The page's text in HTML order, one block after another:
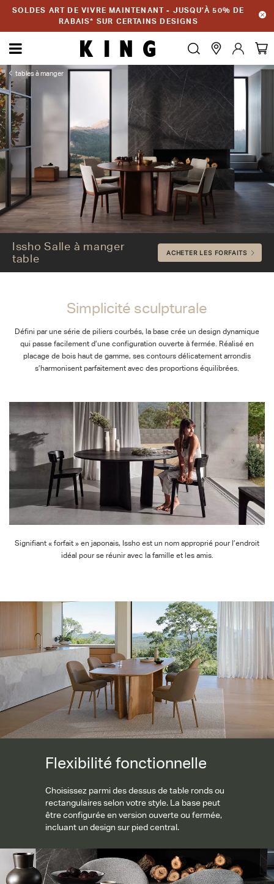
SOLDES ART DE VIVRE MAINTENANT - JUSQU’À 50% DE
RABAIS* SUR CERTAINS DESIGNS
tables à manger
Issho Salle à manger
table
ACHETER LES FORFAITS
Simplicité sculpturale
Défini par une série de piliers courbés, la base crée un design dynamique
qui passe facilement d’une configuration ouverte à fermée. Réalisé en
placage de bois haut de gamme, ses contours délicatement arrondis
s’harmonisent parfaitement avec des proportions équilibrées.
Signifiant « forfait » en japonais, Issho est un nom approprié pour l’endroit
idéal pour se réunir avec la famille et les amis.
Flexibilité fonctionnelle
Flexibilité fonctionnelle
Choisissez parmi des dessus de table ronds ou
rectangulaires selon votre style. La base peut
être configurée en version ouverte ou fermée,
incluant un design sur pied central.
Finitions supérieures